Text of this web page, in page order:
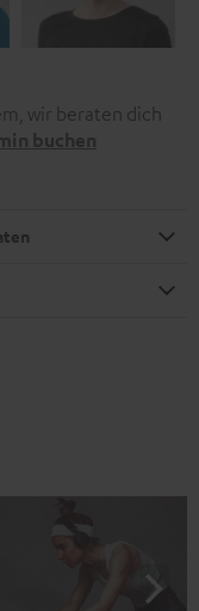
wir beraten dich
buchen